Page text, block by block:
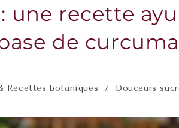
: une recette
de curcuma
Recettes botaniques / Douceurs